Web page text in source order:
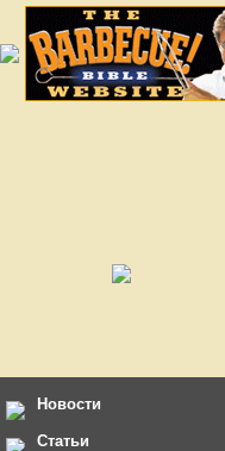
Новости
Статьи